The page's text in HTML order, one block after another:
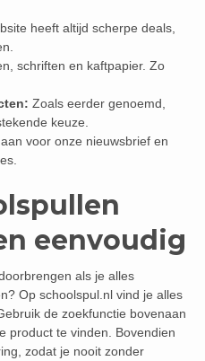
heeft altijd scherpe deals,
schriften en kaftpapier. Zo
Zoals eerder genoemd,
keuze.
voor onze nieuwsbrief en
eenvoudig
als je alles
Op schoolspul.nl vind je alles
de zoekfunctie bovenaan
product te vinden. Bovendien
zodat je nooit zonder